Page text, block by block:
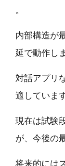
。
内部構造が
延で動作し
対話アプリ
適しています
現在は試験
が、今後の
将来的には